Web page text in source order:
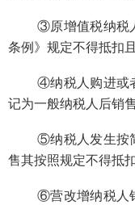
③原增值税纳税
条例》规定不得抵扣
④纳税人购进或
记为一般纳税人后销
⑤纳税人发生按
售其按照规定不得抵
⑥营改增纳税人